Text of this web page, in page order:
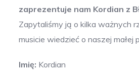
zaprezentuje nam Kordian z
Zapytaliśmy ją o kilka ważnych
musicie wiedzieć o naszej małej
Imię: Kordian